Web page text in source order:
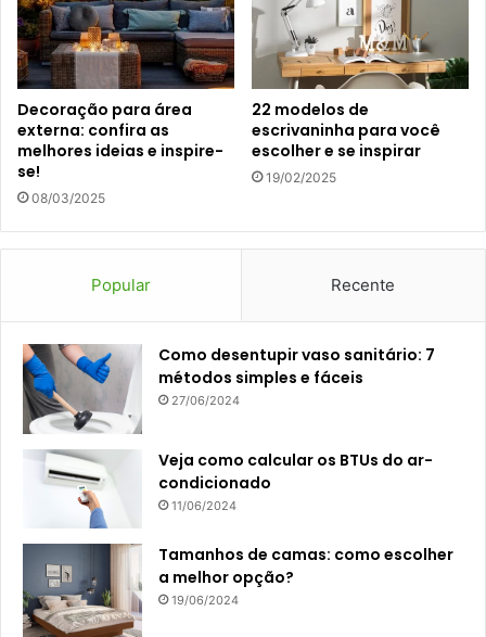
Decoração para área
externa: confira as
melhores ideias e inspire-
se!
08/03/2025
22 modelos de
escrivaninha para você
escolher e se inspirar
19/02/2025
Popular Recente
Como desentupir vaso sanitário: 7
métodos simples e fáceis
27/06/2024
Veja como calcular os BTUs do ar-
condicionado
11/06/2024
Tamanhos de camas: como escolher
a melhor opção?
19/06/2024